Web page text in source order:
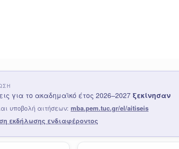
για το ακαδημαϊκό έτος 2026–2027 ξεκίνησαν
υποβολή αιτήσεων: mba.pem.tuc.gr/el/aitiseis
εκδήλωσης ενδιαφέροντος